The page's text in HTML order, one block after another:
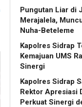
Pungutan Liar di
Merajalela,
Nuha-Beteleme
Kapolres Sidrap
Kemajuan UMS
Sinergi
Kapolres Sidrap
Rektor Apresiasi
Perkuat Sinergi